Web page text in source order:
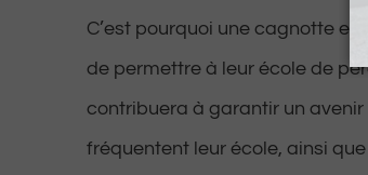
C’est pourquoi une cagnotte
de permettre à leur école de
contribuera à garantir un
fréquentent leur école, ainsi